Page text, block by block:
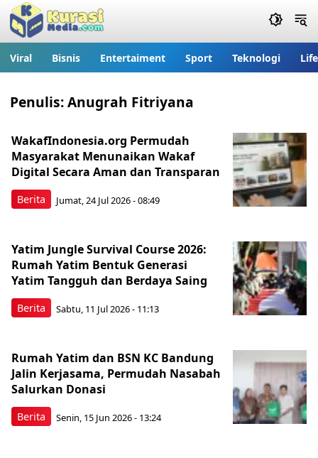
Viral Bisnis Entertaiment Sport Teknologi
Penulis:Anugrah Fitriyana
Berita
WakafIndonesia.org Permudah
Masyarakat Menunaikan Wakaf
Digital Secara Aman dan Transparan
Jumat, 24 Jul 2026 - 08:49
Berita
Yatim Jungle Survival Course 2026:
Rumah Yatim Bentuk Generasi
Yatim Tangguh dan Berdaya Saing
Sabtu, 11 Jul 2026 - 11:13
Berita
Rumah Yatim dan BSN KC Bandung
Jalin Kerjasama, Permudah Nasabah
Salurkan Donasi
Senin, 15 Jun 2026 - 13:24